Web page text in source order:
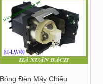
Bóng Đèn Máy Chiếu